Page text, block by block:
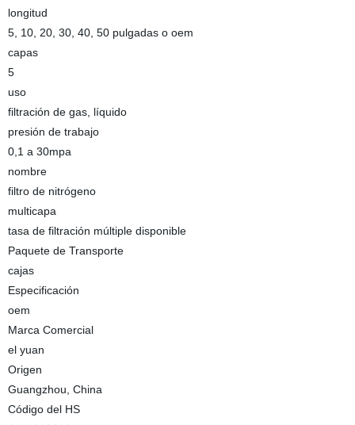
longitud
5, 10, 20, 30, 40, 50 pulgadas o oem
capas
5
uso
filtración de gas, líquido
presión de trabajo
0,1 a 30mpa
nombre
filtro de nitrógeno
multicapa
tasa de filtración múltiple disponible
Paquete de Transporte
cajas
Especificación
oem
Marca Comercial
el yuan
Origen
Guangzhou, China
Código del HS